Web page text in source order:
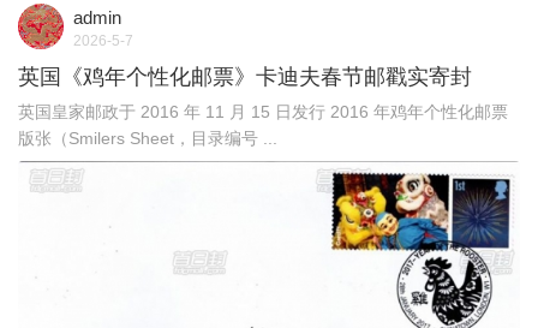
admin
2026-5-7
英国《鸡年个性化邮票》卡迪夫春节邮戳实寄封
英国皇家邮政于 2016 年 11 月 15 日发行 2016 年鸡年个性化邮票
版张（Smilers Sheet，目录编号 ...